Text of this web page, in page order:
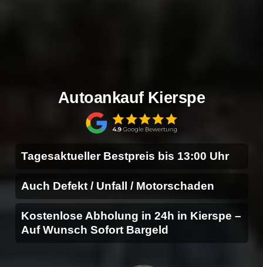
Autoankauf Kierspe
Tagesaktueller Bestpreis bis 13:00 Uhr
Auch Defekt / Unfall / Motorschaden
Kostenlose Abholung in 24h in Kierspe –
Auf Wunsch Sofort Bargeld